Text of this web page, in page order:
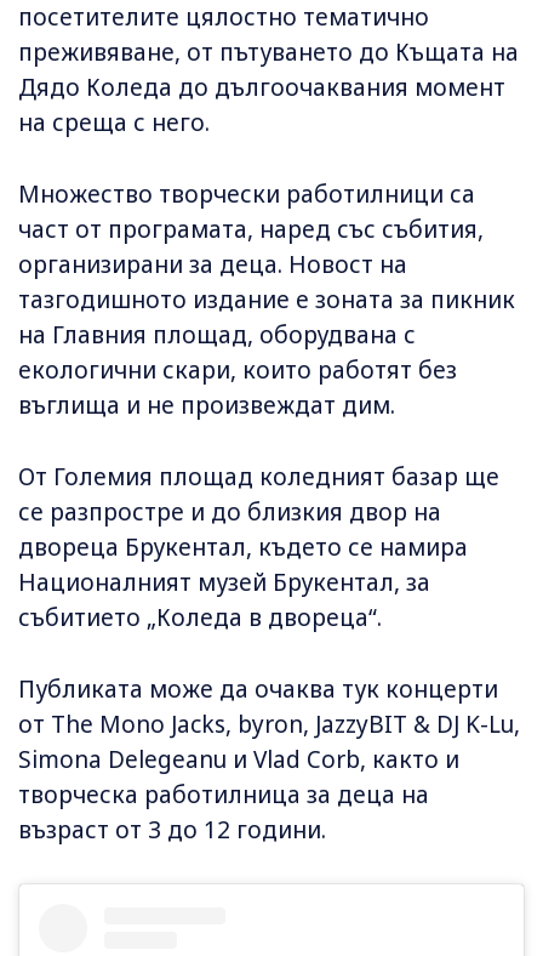
посетителите цялостно тематично
преживяване, от пътуването до Къщата на
Дядо Коледа до дългоочаквания момент
на среща с него.
Множество творчески работилници са
част от програмата, наред със събития,
организирани за деца. Новост на
тазгодишното издание е зоната за пикник
на Главния площад, оборудвана с
екологични скари, които работят без
въглища и не произвеждат дим.
От Големия площад коледният базар ще
се разпростре и до близкия двор на
двореца Брукентал, където се намира
Националният музей Брукентал, за
събитието „Коледа в двореца“.
Публиката може да очаква тук концерти
от The Mono Jacks, byron, JazzyBIT & DJ K-Lu,
Simona Delegeanu и Vlad Corb, както и
творческа работилница за деца на
възраст от 3 до 12 години.